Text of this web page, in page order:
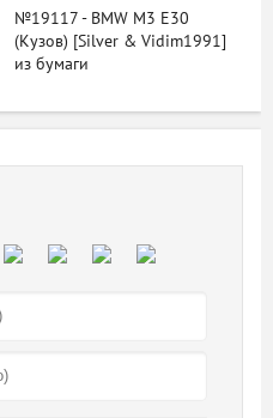
№19117 - BMW M3 E30
(Кузов) [Silver & Vidim1991]
из бумаги